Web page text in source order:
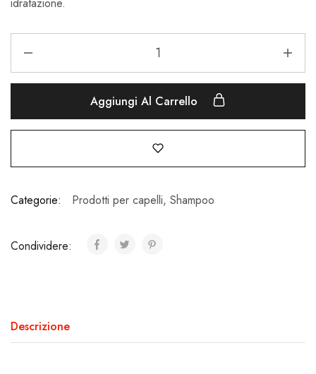
Aggiungi Al Carrello
Categorie: Prodotti per capelli, Shampoo
Condividere:
Descrizione